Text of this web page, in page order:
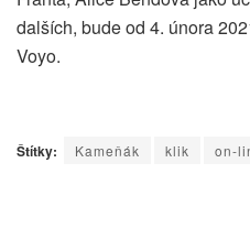
dalších, bude od 4. února
Voyo.
Štítky: Kameňák klik on-